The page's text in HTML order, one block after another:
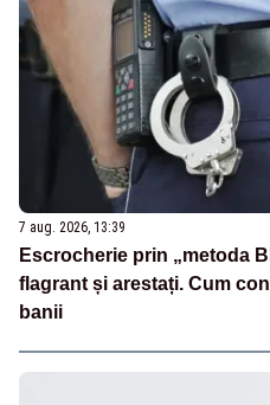
7 aug. 2026, 13:39
Escrocherie prin „metoda
flagrant și arestați. Cum
banii